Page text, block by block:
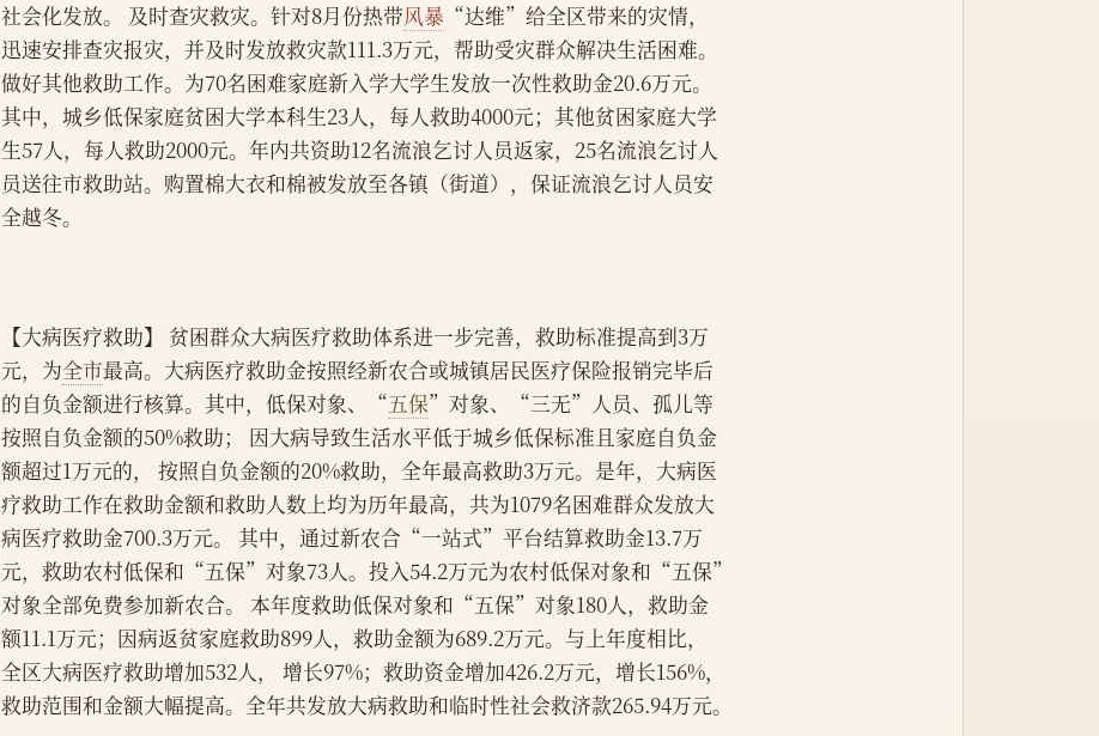
社会化发放。 及时查灾救灾。针对8月份热带风暴 “达维”给全区带来的灾情，
迅速安排查灾报灾，并及时发放救灾款111.3万元，帮助受灾群众解决生活困难。
做好其他救助工作。为70名困难家庭新入学大学生发放一次性救助金20.6万元。
其中，城乡低保家庭贫困大学本科生23人，每人救助4000元；其他贫困家庭大学
生57人，每人救助2000元。年内共资助12名流浪乞讨人员返家，25名流浪乞讨人
员送往市救助站。购置棉大衣和棉被发放至各镇（街道），保证流浪乞讨人员安
全越冬。
【大病医疗救助】 贫困群众大病医疗救助体系进一步完善，救助标准提高到3万
元，为全市最高。大病医疗救助金按照经新农合或城镇居民医疗保险报销完毕后
的自负金额进行核算。其中，低保对象、“五保”对象、“三无”人员、孤儿等
按照自负金额的50%救助； 因大病导致生活水平低于城乡低保标准且家庭自负金
额超过1万元的， 按照自负金额的20%救助，全年最高救助3万元。是年，大病医
疗救助工作在救助金额和救助人数上均为历年最高，共为1079名困难群众发放大
病医疗救助金700.3万元。 其中，通过新农合“一站式”平台结算救助金13.7万
元，救助农村低保和“五保”对象73人。投入54.2万元为农村低保对象和“五保”
对象全部免费参加新农合。 本年度救助低保对象和“五保”对象180人，救助金
额11.1万元；因病返贫家庭救助899人，救助金额为689.2万元。与上年度相比，
全区大病医疗救助增加532人， 增长97%；救助资金增加426.2万元，增长156%，
救助范围和金额大幅提高。全年共发放大病救助和临时性社会救济款265.94万元。